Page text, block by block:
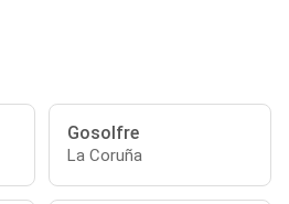
Gosolfre
La Coruña